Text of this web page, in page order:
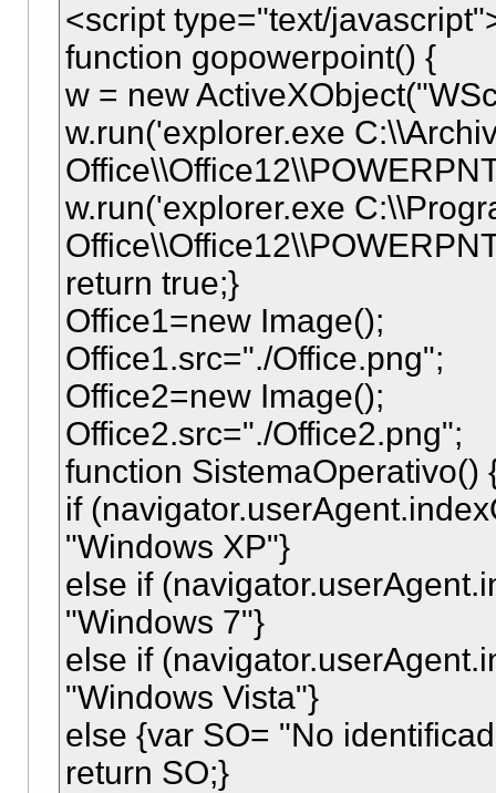
<script type="text/
function gopowerpoint() {
w = new
w.run('explorer.exe
w.run('explorer.exe
return true;}
Office1=new Image();
Office1.src="./Office.png";
Office2=new Image();
Office2.src="./Office2.png";
function SistemaOperativo()
if
"Windows XP"}
else if
"Windows 7"}
else if
"Windows Vista"}
else {var SO= "No
return SO;}